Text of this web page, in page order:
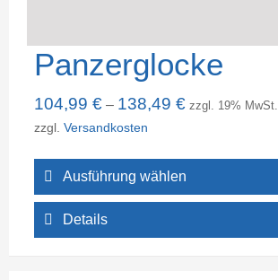
Panzerglocke
104,99 €– 138,49 € zzgl. 19% MwSt.
zzgl. Versandkosten
Ausführung wählen
Details